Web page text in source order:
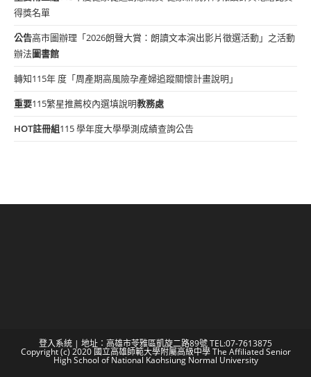
得獎名單
公告高市圖辦理「2026朗聲大賞：朗讀文本演出影片徵選活動」之活動
辦法圖書館
轉知115年 度「周產期高風險孕產婦追蹤關懷計畫說明」
重要115繁星推薦校內選填說明教務處
HOT註冊組115 學年度大學學測成績查詢公告
登入系統 | 地址：高雄市苓雅區凱旋二路89號 TEL:07-7613875
Copyright (c) 2020 國立高雄師範大學附屬高級中學 The Affiliated Senior
High School of National Kaohsiung Normal University